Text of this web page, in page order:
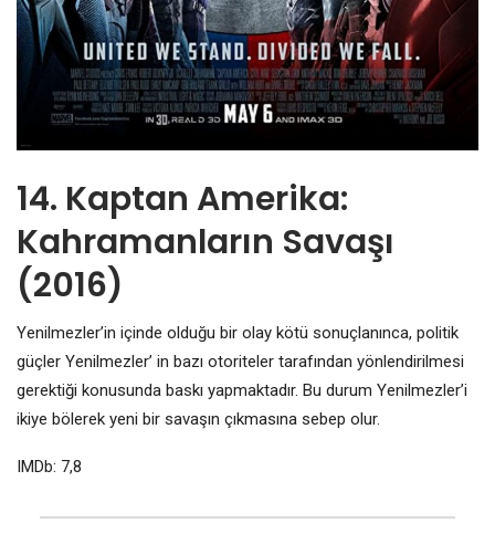
14. Kaptan Amerika:
Kahramanların Savaşı
(2016)
Yenilmezler’in içinde olduğu bir olay kötü sonuçlanınca, politik
güçler Yenilmezler’ in bazı otoriteler tarafından yönlendirilmesi
gerektiği konusunda baskı yapmaktadır. Bu durum Yenilmezler’i
ikiye bölerek yeni bir savaşın çıkmasına sebep olur.
IMDb: 7,8